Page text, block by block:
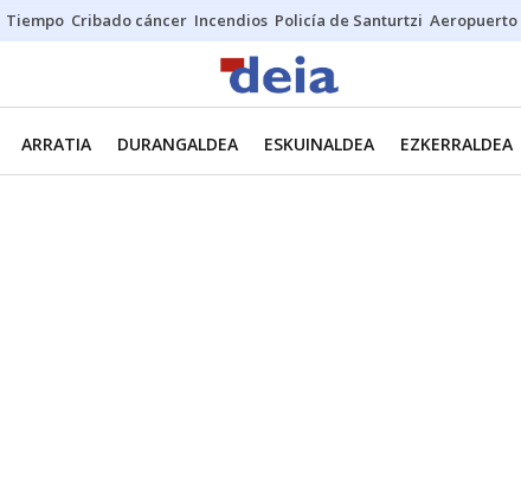
Tiempo Cribado cáncer Incendios Policía de Santurtzi Aeropuerto
ARRATIA DURANGALDEA ESKUINALDEA EZKERRALDEA